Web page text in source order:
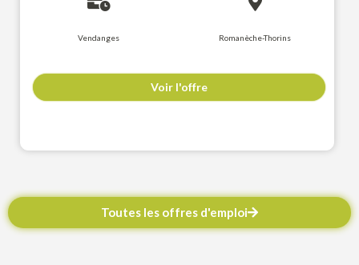
Vendanges Romanèche-Thorins
Voir l'offre
Toutes les offres d'emploi